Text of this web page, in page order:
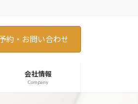
約・お問い合わせ
会社情報
Company